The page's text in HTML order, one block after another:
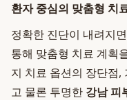
환자 중심의 맞춤형 치
정확한 진단이 내려지
통해 맞춤형 치료 계획
지 치료 옵션의 장단점,
고 물론 투명한 강남 피